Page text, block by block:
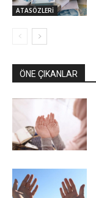
ATASÖZLERİ
ÖNE ÇIKANLAR